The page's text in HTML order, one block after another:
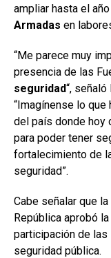
ampliar hasta el
Armadas en
“Me parece muy
presencia de las
seguridad“,
“Imagínense lo
del país donde hoy
para poder tener
fortalecimiento de
seguridad”.
Cabe señalar que
República aprobó
participación de las
seguridad pública.